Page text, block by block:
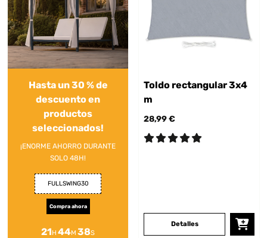
Hasta un 30 % de
descuento en
productos
seleccionados!
¡ENORME AHORRO DURANTE
SOLO 48H!
FULLSWING30
Compra ahora
21H 44M 38S
Toldo rectangular 3x4
m
28,99 €
Detalles